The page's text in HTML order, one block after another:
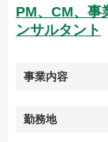
PM、CM、事
ンサルタント
事業内容
勤務地